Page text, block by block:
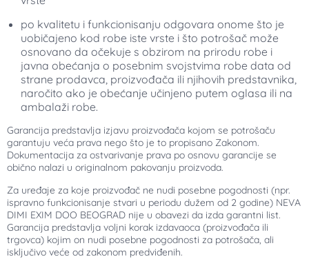
po kvalitetu i funkcionisanju odgovara onome što je
uobičajeno kod robe iste vrste i što potrošač može
osnovano da očekuje s obzirom na prirodu robe i
javna obećanja o posebnim svojstvima robe data od
strane prodavca, proizvođača ili njihovih predstavnika,
naročito ako je obećanje učinjeno putem oglasa ili na
ambalaži robe.
Garancija predstavlja izjavu proizvođača kojom se potrošaču
garantuju veća prava nego što je to propisano Zakonom.
Dokumentacija za ostvarivanje prava po osnovu garancije se
obično nalazi u originalnom pakovanju proizvoda.
Za uređaje za koje proizvođač ne nudi posebne pogodnosti (npr.
ispravno funkcionisanje stvari u periodu dužem od 2 godine) NEVA
DIMI EXIM DOO BEOGRAD nije u obavezi da izda garantni list.
Garancija predstavlja voljni korak izdavaoca (proizvođača ili
trgovca) kojim on nudi posebne pogodnosti za potrošača, ali
isključivo veće od zakonom predviđenih.